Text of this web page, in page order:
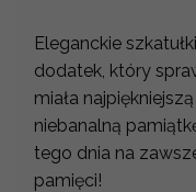
Eleganckie
dodatek, który
miała
niebanalną
tego dnia na
pamięci!